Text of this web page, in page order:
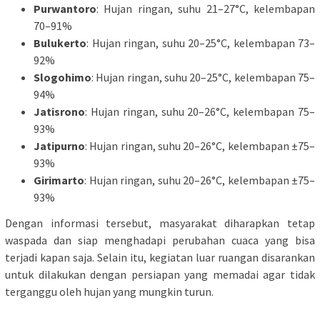
Purwantoro: Hujan ringan, suhu 21–27°C, kelembapan
70–91%
Bulukerto: Hujan ringan, suhu 20–25°C, kelembapan 73–
92%
Slogohimo: Hujan ringan, suhu 20–25°C, kelembapan 75–
94%
Jatisrono: Hujan ringan, suhu 20–26°C, kelembapan 75–
93%
Jatipurno: Hujan ringan, suhu 20–26°C, kelembapan ±75–
93%
Girimarto: Hujan ringan, suhu 20–26°C, kelembapan ±75–
93%
Dengan informasi tersebut, masyarakat diharapkan tetap
waspada dan siap menghadapi perubahan cuaca yang bisa
terjadi kapan saja. Selain itu, kegiatan luar ruangan disarankan
untuk dilakukan dengan persiapan yang memadai agar tidak
terganggu oleh hujan yang mungkin turun.